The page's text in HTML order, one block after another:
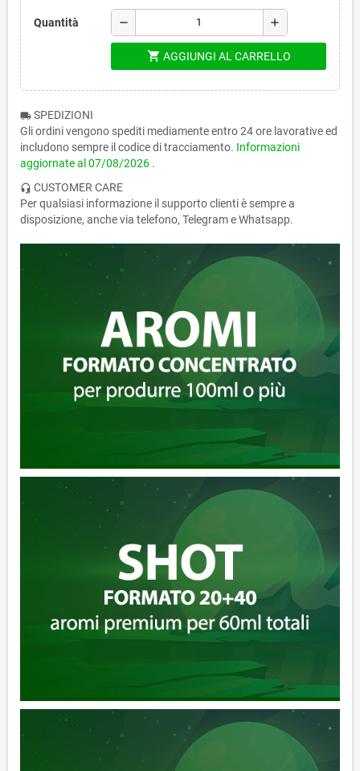
Quantità remove add
shopping_cart AGGIUNGI AL CARRELLO
local_shipping SPEDIZIONI
Gli ordini vengono spediti mediamente entro 24 ore lavorative ed
includono sempre il codice di tracciamento. Informazioni
aggiornate al 07/08/2026 .
headset_mic CUSTOMER CARE
Per qualsiasi informazione il supporto clienti è sempre a
disposizione, anche via telefono, Telegram e Whatsapp.